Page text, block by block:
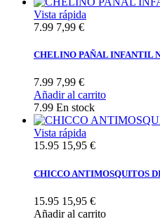
Vista rápida
7.99 7,99 €
CHELINO PAÑAL INFANTIL
7.99 7,99 €
Añadir al carrito
7.99 En stock
Vista rápida
15.95 15,95 €
CHICCO ANTIMOSQUITOS
15.95 15,95 €
Añadir al carrito